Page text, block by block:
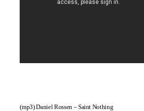
(mp3)Daniel Rossen – Saint Nothing